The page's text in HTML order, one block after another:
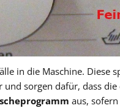
in die Maschine. Diese
sorgen dafür, dass
aus,